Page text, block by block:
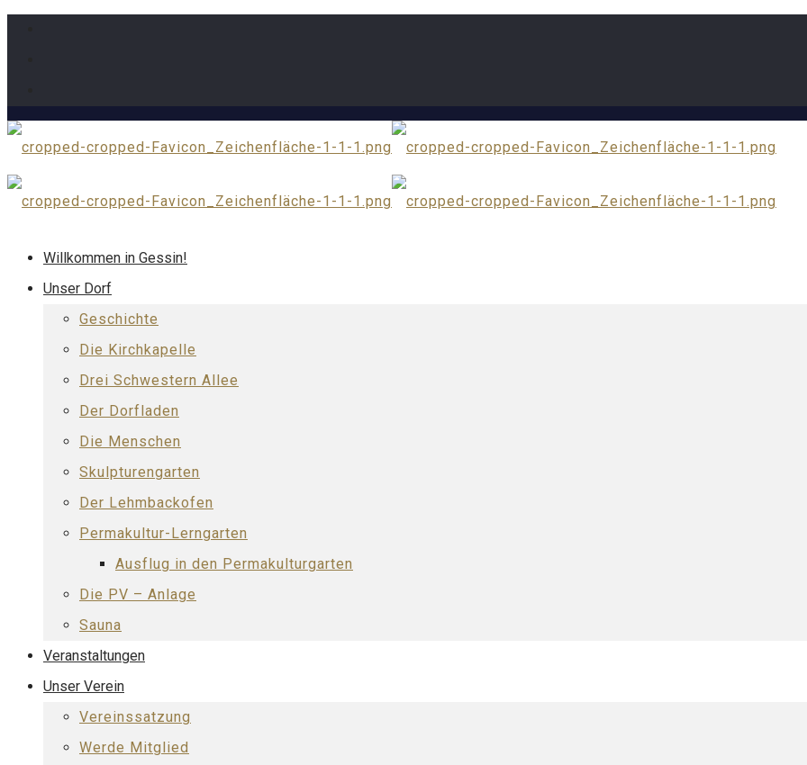
Willkommen in Gessin!
Unser Dorf
Geschichte
Die Kirchkapelle
Drei Schwestern Allee
Der Dorfladen
Die Menschen
Skulpturengarten
Der Lehmbackofen
Permakultur-Lerngarten
Ausflug in den Permakulturgarten
Die PV – Anlage
Sauna
Veranstaltungen
Unser Verein
Vereinssatzung
Werde Mitglied